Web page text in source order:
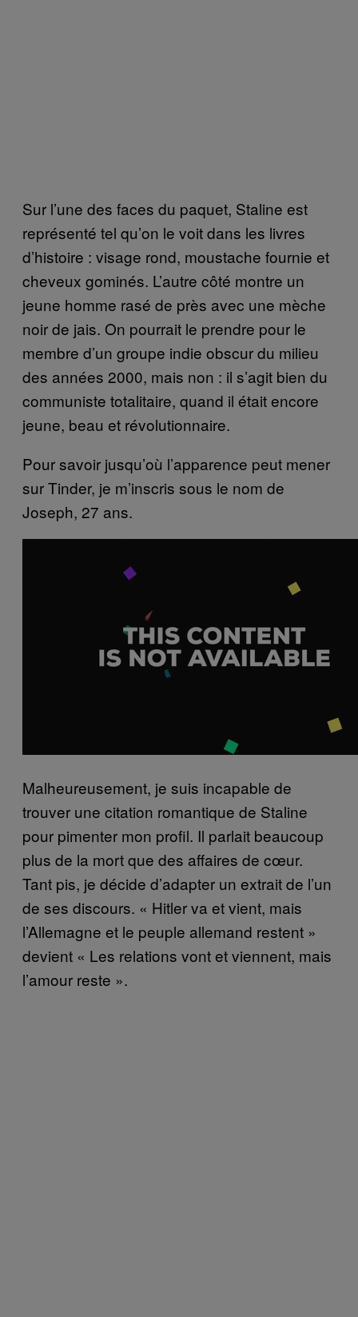
Sur l’une des faces du paquet, Staline est
représenté tel qu’on le voit dans les livres
d’histoire : visage rond, moustache fournie et
cheveux gominés. L’autre côté montre un
jeune homme rasé de près avec une mèche
noir de jais. On pourrait le prendre pour le
membre d’un groupe indie obscur du milieu
des années 2000, mais non : il s’agit bien du
communiste totalitaire, quand il était encore
jeune, beau et révolutionnaire.
Pour savoir jusqu’où l’apparence peut mener
sur Tinder, je m’inscris sous le nom de
Joseph, 27 ans.
Malheureusement, je suis incapable de
trouver une citation romantique de Staline
pour pimenter mon profil. Il parlait beaucoup
plus de la mort que des affaires de cœur.
Tant pis, je décide d’adapter un extrait de l’un
de ses discours. « Hitler va et vient, mais
l’Allemagne et le peuple allemand restent »
devient « Les relations vont et viennent, mais
l’amour reste ».